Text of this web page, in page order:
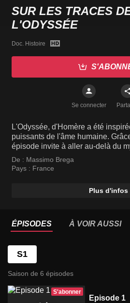
SUR LES TRACES
L'ODYSSÉE
Doc. Histoire
Se connecter
L'Odyssée, d'Homère a été
puissants de l'âme humaine.
épisode invite à aller au-delà du
De : Massimo Brega
Pays : France
Plus d'infos
ÉPISODES À VOIR AUSSI
S1
Saison de 6 épisodes
S'abonner
Episode 1